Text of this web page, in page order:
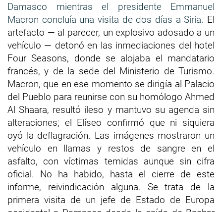
Damasco mientras el presidente Emmanuel
Macron concluía una visita de dos días a Siria. El
artefacto — al parecer, un explosivo adosado a un
vehículo — detonó en las inmediaciones del hotel
Four Seasons, donde se alojaba el mandatario
francés, y de la sede del Ministerio de Turismo.
Macron, que en ese momento se dirigía al Palacio
del Pueblo para reunirse con su homólogo Ahmed
Al Shaara, resultó ileso y mantuvo su agenda sin
alteraciones; el Elíseo confirmó que ni siquiera
oyó la deflagración. Las imágenes mostraron un
vehículo en llamas y restos de sangre en el
asfalto, con víctimas temidas aunque sin cifra
oficial. No ha habido, hasta el cierre de este
informe, reivindicación alguna. Se trata de la
primera visita de un jefe de Estado de Europa